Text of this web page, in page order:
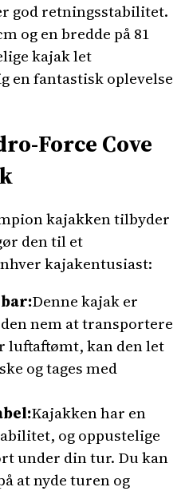
god retningsstabilitet.
og en bredde på 81
kajak let
en fantastisk oplevelse
Force Cove
kajakken tilbyder
den til et
kajakentusiast:
Denne kajak er
nem at transportere
luftaftømt, kan den let
og tages med
Kajakken har en
og oppustelige
under din tur. Du kan
at nyde turen og